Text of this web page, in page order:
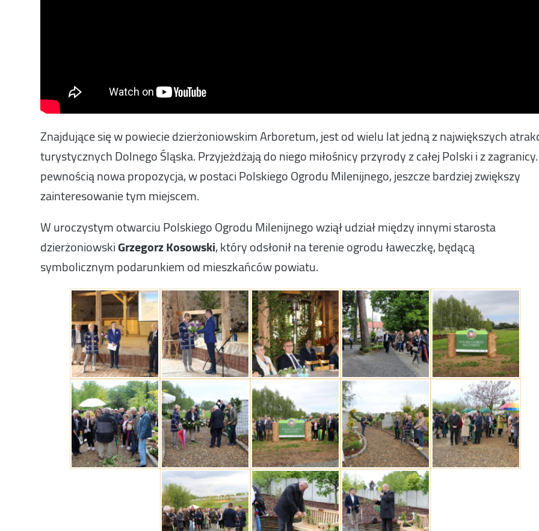
Znajdujące się w powiecie dzierżoniowskim Arboretum, jest od wielu lat jedną z największych
turystycznych Dolnego Śląska. Przyjeżdżają do niego miłośnicy przyrody z całej Polski i z
pewnością nowa propozycja, w postaci Polskiego Ogrodu Milenijnego, jeszcze bardziej zwiększy
zainteresowanie tym miejscem.
W uroczystym otwarciu Polskiego Ogrodu Milenijnego wziął udział między innymi starosta
dzierżoniowskiGrzegorz Kosowski, który odsłonił na terenie ogrodu ławeczkę, będącą
symbolicznym podarunkiem od mieszkańców powiatu.